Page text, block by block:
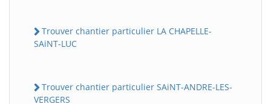
Trouver chantier particulier LA CHAPELLE-
SAiNT-LUC
Trouver chantier particulier SAiNT-ANDRE-LES-
VERGERS